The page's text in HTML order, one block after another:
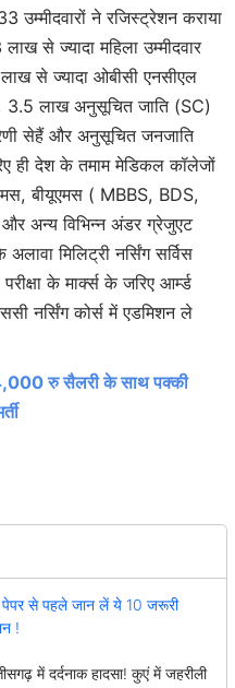
उम्मीदवारों ने रजिस्ट्रेशन कराया
से ज्यादा महिला उम्मीदवार
से ज्यादा ओबीसी एनसीएल
3.5 लाख अनुसूचित जाति (SC)
सेहैं और अनुसूचित जनजाति
ही देश के तमाम मेडिकल कॉलेजों
बीयूएमस ( MBBS, BDS,
अन्य विभिन्न अंडर ग्रेजुएट
मिलिट्री नर्सिंग सर्विस
के मार्क्स के जरिए आर्म्ड
नर्सिंग कोर्स में एडमिशन ले
रु सैलरी के साथ पक्की
से पहले जान लें ये 10 जरूरी
!
में दर्दनाक हादसा! कुएं में जहरीली